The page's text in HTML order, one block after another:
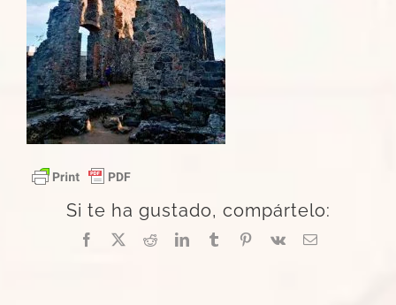
Si te ha gustado, compártelo:
Facebook
X RedditLinkedInTumblrPinterest
Vk
Correo